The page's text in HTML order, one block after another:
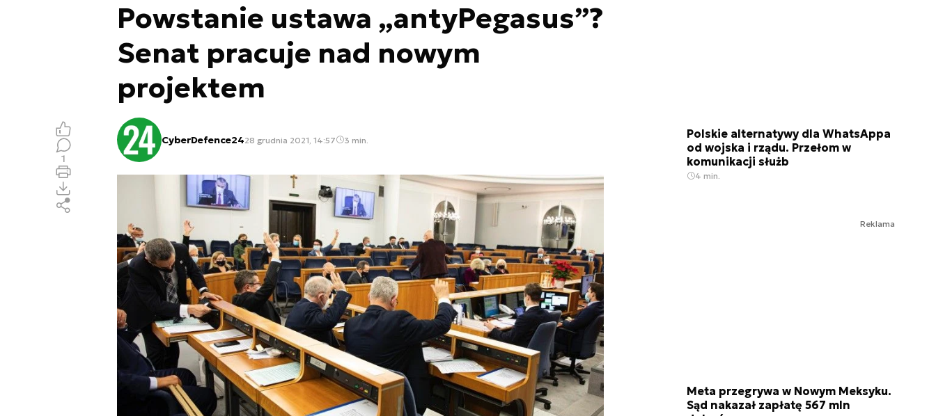
Powstanie ustawa „antyPegasus”?
Senat pracuje nad nowym
projektem
CyberDefence2428 grudnia 2021, 14:57 3 min.
1
Polskie alternatywy dla WhatsAppa
od wojska i rządu. Przełom w
komunikacji służb
4 min.
Reklama
Meta przegrywa w Nowym Meksyku.
Sąd nakazał zapłatę 567 mln